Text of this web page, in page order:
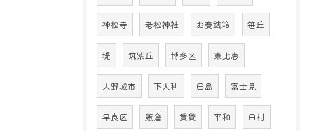
神松寺 老松神社 お賽銭箱 笹丘
堤 筑紫丘 博多区 東比恵
大野城市 下大利 田島 富士見
早良区 飯倉 賃貸 平和 田村